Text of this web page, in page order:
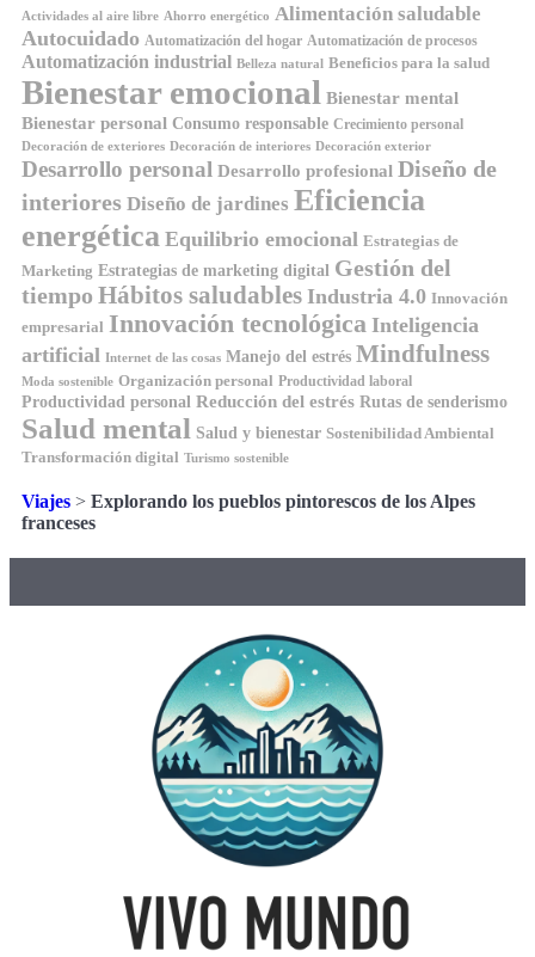
Actividades al aire libre Ahorro energético Alimentación saludable
Autocuidado Automatización del hogar Automatización de procesos
Automatización industrial Belleza natural Beneficios para la salud
Bienestar emocional Bienestar mental
Bienestar personal Consumo responsable Crecimiento personal
Decoración de exteriores Decoración de interiores Decoración exterior
Desarrollo personal Desarrollo profesional Diseño de
interiores Diseño de jardines Eficiencia
energética Equilibrio emocional Estrategias de
Marketing Estrategias de marketing digital Gestión del
tiempo Hábitos saludables Industria 4.0 Innovación
empresarial Innovación tecnológica Inteligencia
artificial Internet de las cosas Manejo del estrés Mindfulness
Moda sostenible Organización personal Productividad laboral
Productividad personal Reducción del estrés Rutas de senderismo
Salud mental Salud y bienestar Sostenibilidad Ambiental
Transformación digital Turismo sostenible
Viajes > Explorando los pueblos pintorescos de los Alpes
franceses